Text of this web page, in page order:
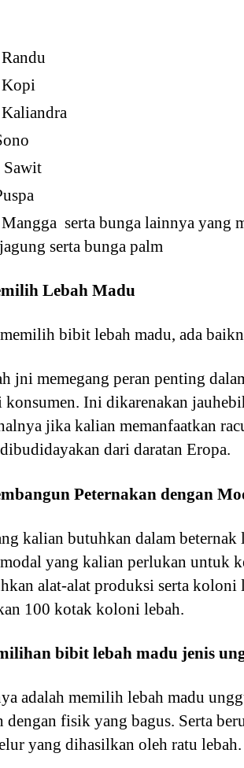
Sawit
serta bunga lainnya yang
serta bunga palm
Lebah Madu
bibit lebah madu, ada
jni memegang peran penting
konsumen. Ini dikarenakan
jika kalian memanfaatkan
dari daratan Eropa.
Peternakan dengan
kalian butuhkan dalam beternak
yang kalian perlukan untuk
alat-alat produksi serta
100 kotak koloni lebah.
bibit lebah madu jenis
adalah memilih lebah madu
dengan fisik yang bagus. Serta
yang dihasilkan oleh ratu lebah.